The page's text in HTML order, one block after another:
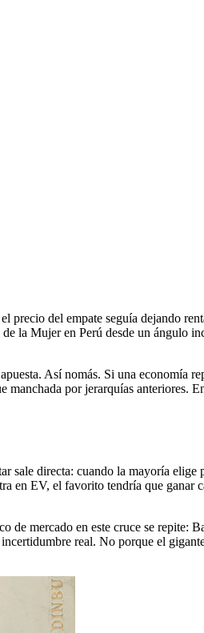
del empate seguía dejando
la Mujer en Perú desde un ángulo
Así nomás. Si una economía
por jerarquías anteriores.
sale directa: cuando la mayoría
en EV, el favorito tendría que ganar
mercado en este cruce se repite:
real. No porque el